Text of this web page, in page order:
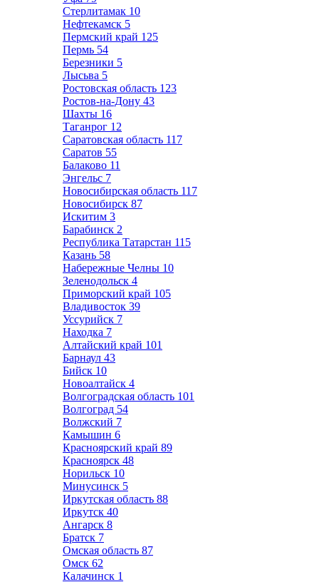
Стерлитамак 10
Нефтекамск 5
Пермский край 125
Пермь 54
Березники 5
Лысьва 5
Ростовская область 123
Ростов-на-Дону 43
Шахты 16
Таганрог 12
Саратовская область 117
Саратов 55
Балаково 11
Энгельс 7
Новосибирская область 117
Новосибирск 87
Искитим 3
Барабинск 2
Республика Татарстан 115
Казань 58
Набережные Челны 10
Зеленодольск 4
Приморский край 105
Владивосток 39
Уссурийск 7
Находка 7
Алтайский край 101
Барнаул 43
Бийск 10
Новоалтайск 4
Волгоградская область 101
Волгоград 54
Волжский 7
Камышин 6
Красноярский край 89
Красноярск 48
Норильск 10
Минусинск 5
Иркутская область 88
Иркутск 40
Ангарск 8
Братск 7
Омская область 87
Омск 62
Калачинск 1